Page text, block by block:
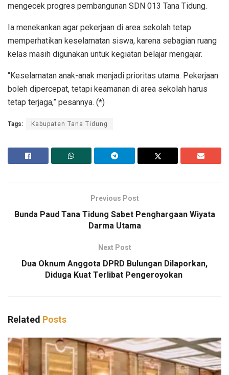
mengecek progres pembangunan SDN 013 Tana Tidung.
Ia menekankan agar pekerjaan di area sekolah tetap
memperhatikan keselamatan siswa, karena sebagian ruang
kelas masih digunakan untuk kegiatan belajar mengajar.
“Keselamatan anak-anak menjadi prioritas utama. Pekerjaan
boleh dipercepat, tetapi keamanan di area sekolah harus
tetap terjaga,” pesannya. (*)
Tags: Kabupaten Tana Tidung
Previous Post
Bunda Paud Tana Tidung Sabet Penghargaan Wiyata
Darma Utama
Next Post
Dua Oknum Anggota DPRD Bulungan Dilaporkan,
Diduga Kuat Terlibat Pengeroyokan
Related Posts